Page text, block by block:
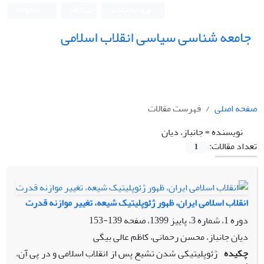
جامعه شناسی سیاسی انقلاب اسلامی
صفحه اصلی
فهرست مقالات
نویسنده =جانباز، دیان
تعداد مقالات:
1
انقلاب اسلامی ایران، ظهور ژئوپلیتیک شیعه، تغییر موازنه قدرت
دوره 1، شماره 3، پاییز 1399، صفحه
139-153
دیان جانباز، محسن رحمانی، کاظم عالی بیگی
چکیده ژئوپلیتیکی شدن تشیع پس از انقلاب اسلامی و در پی آن،